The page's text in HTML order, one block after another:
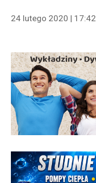
24 lutego 2020 | 17:42